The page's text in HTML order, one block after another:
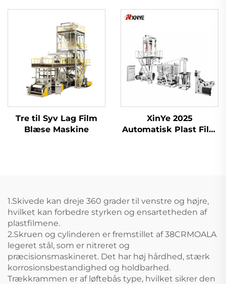
Tre til Syv Lag Film
Blæse Maskine
XinYe 2025
Automatisk Plast Film
1.Skivede kan dreje 360 grader til venstre og højre,
hvilket kan forbedre styrken og ensartetheden af
plastfilmene.
2.Skruen og cylinderen er fremstillet af 38CRMOALA
legeret stål, som er nitreret og
præcisionsmaskineret. Det har høj hårdhed, stærk
korrosionsbestandighed og holdbarhed.
Trækkrammen er af løftebås type, hvilket sikrer den